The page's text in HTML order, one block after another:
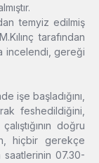
temyiz edilmiş
tarafından
incelendi, gereği
işe başladığını,
feshedildiğini,
doğru
hiçbir gerekçe
07.30-